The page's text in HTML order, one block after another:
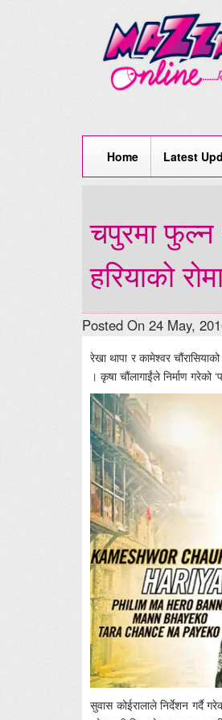
Home Latest
चपुरमा फुल्न
हरियाको
Posted On 24 May,
रेखा थापा र कामेश्वर
। कृषा चौंलागाईंले निर्माण
सुवास कोईरालाले निर्देशन गर्दै